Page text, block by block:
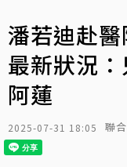
潘若迪赴
最新狀況
阿蓮
2025-07-31 18:05 聯